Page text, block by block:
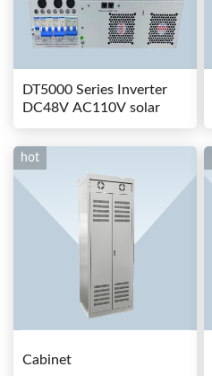
DT5000 Series Inverter
DC48V AC110V solar
hot
Cabinet